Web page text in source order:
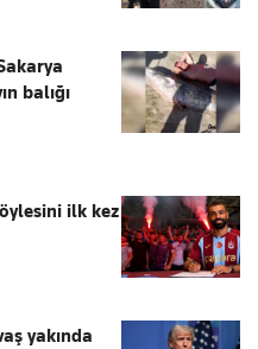
balığı
ilk kez
yakında